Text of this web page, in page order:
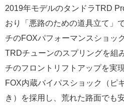
2019年モデルのタンドラTRD
おり「悪路のための道具立て」
チのFOXパフォーマンスショッ
TRDチューンのスプリングを組
チのフロントリフトアップを実
FOX内蔵バイパスショック（ピ
き）を採用し、荒れた路面でも